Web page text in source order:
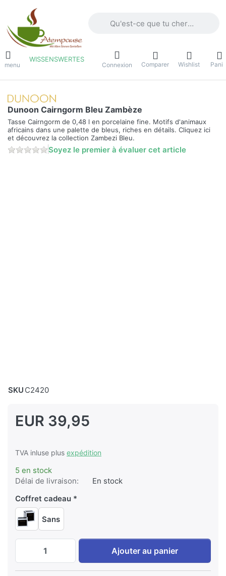
menu
WISSENSWERTES
Connexion Comparer Wishlist
Dunoon Cairngorm Bleu Zambèze
Tasse Cairngorm de 0,48 l en porcelaine fine. Motifs d'animaux
africains dans une palette de bleus, riches en détails. Cliquez ici
et découvrez la collection Zambezi Bleu.
Soyez le premier à évaluer cet article
SKU C2420
EUR 39,95
TVA inluse plus expédition
5 en stock
Délai de livraison:
En stock
Coffret cadeau
Sans
Dunoon Cairngorm Bleu Zambèze à
Ajouter au panier